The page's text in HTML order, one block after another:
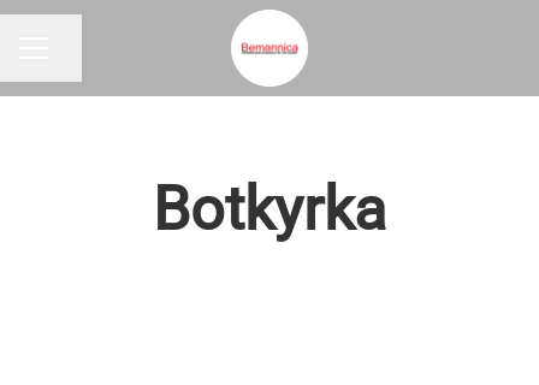
Botkyrka